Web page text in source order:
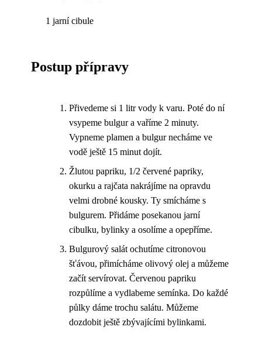
1 jarní cibule
Postup přípravy
Přivedeme si 1 litr vody k varu. Poté do ní
vsypeme bulgur a vaříme 2 minuty.
Vypneme plamen a bulgur necháme ve
vodě ještě 15 minut dojít.
Žlutou papriku, 1/2 červené papriky,
okurku a rajčata nakrájíme na opravdu
velmi drobné kousky. Ty smícháme s
bulgurem. Přidáme posekanou jarní
cibulku, bylinky a osolíme a opepříme.
Bulgurový salát ochutíme citronovou
šťávou, přimícháme olivový olej a můžeme
začít servírovat. Červenou papriku
rozpůlíme a vydlabeme semínka. Do každé
půlky dáme trochu salátu. Můžeme
dozdobit ještě zbývajícími bylinkami.